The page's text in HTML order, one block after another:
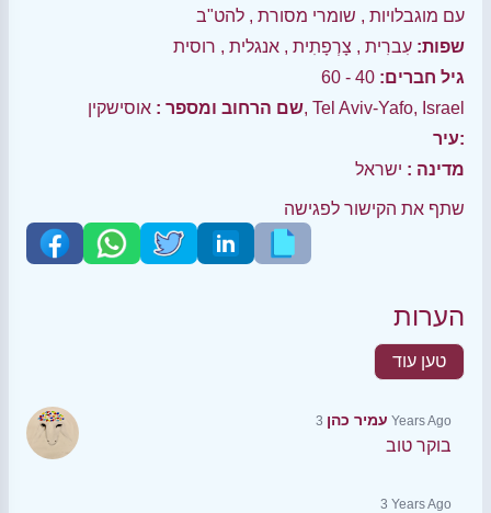
עם מוגבלויות , שומרי מסורת , להט"ב
שפות: עִברִית , צָרְפָתִית , אנגלית , רוסית
גיל חברים: 40 - 60
שם הרחוב ומספר :אוסישקין, Tel Aviv-Yafo, Israel
עיר:
מדינה : ישראל
שתף את הקישור לפגישה
הערות
טען עוד
עמיר כהן 3 Years Ago
בוקר טוב
3 Years Ago